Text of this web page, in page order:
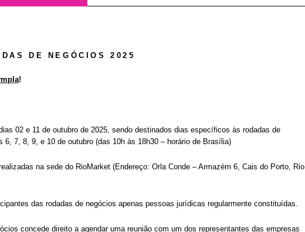
DE NEGÓCIOS 2025
!
02 e 11 de outubro de 2025, sendo destinados dias específicos às rodadas de
6, 7, 8, 9, e 10 de outubro (das 10h às 18h30 – horário de Brasília)
na sede do RioMarket (Endereço: Orla Conde – Armazém 6, Cais do Porto, Rio
das rodadas de negócios apenas pessoas jurídicas regularmente constituídas.
concede direito a agendar uma reunião com um dos representantes das empresas